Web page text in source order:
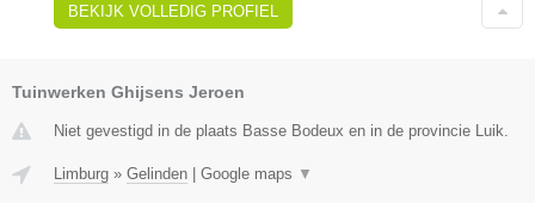
BEKIJK VOLLEDIG PROFIEL
Tuinwerken Ghijsens Jeroen
Niet gevestigd in de plaats Basse Bodeux en in de provincie Luik.
Limburg » Gelinden Google maps ▼